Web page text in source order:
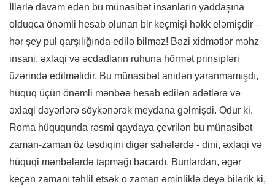
İllərlə davam edən bu münasibət insanların yaddaşına
olduqca önəmli hesab olunan bir keçmişi həkk eləmişdir –
hər şey pul qarşılığında edilə bilməz! Bəzi xidmətlər məhz
insani, əxlaqi və əcdadların ruhuna hörmət prinsipləri
üzərində edilməlidir. Bu münasibət anidən yaranmamışdı,
hüquq üçün önəmli mənbəə hesab edilən adətlərə və
əxlaqi dəyərlərə söykənərək meydana gəlmişdi. Odur ki,
Roma hüququnda rəsmi qaydaya çevrilən bu münasibət
zaman-zaman öz təsdiqini digər sahələrdə - dini, əxlaqi və
hüquqi mənbələrdə tapmağı bacardı. Bunlardan, əgər
keçən zamanı təhlil etsək o zaman əminliklə deyə bilərik ki,